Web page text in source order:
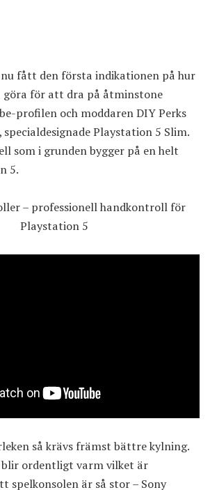
nu fått den första indikationen på hur
göra för att dra på åtminstone
profilen och moddaren DIY Perks
Playstation 5 Slim.
som i grunden bygger på en helt
5.
– professionell handkontroll för
Playstation 5
så krävs främst bättre kylning.
ordentligt varm vilket är
spelkonsolen är så stor – Sony